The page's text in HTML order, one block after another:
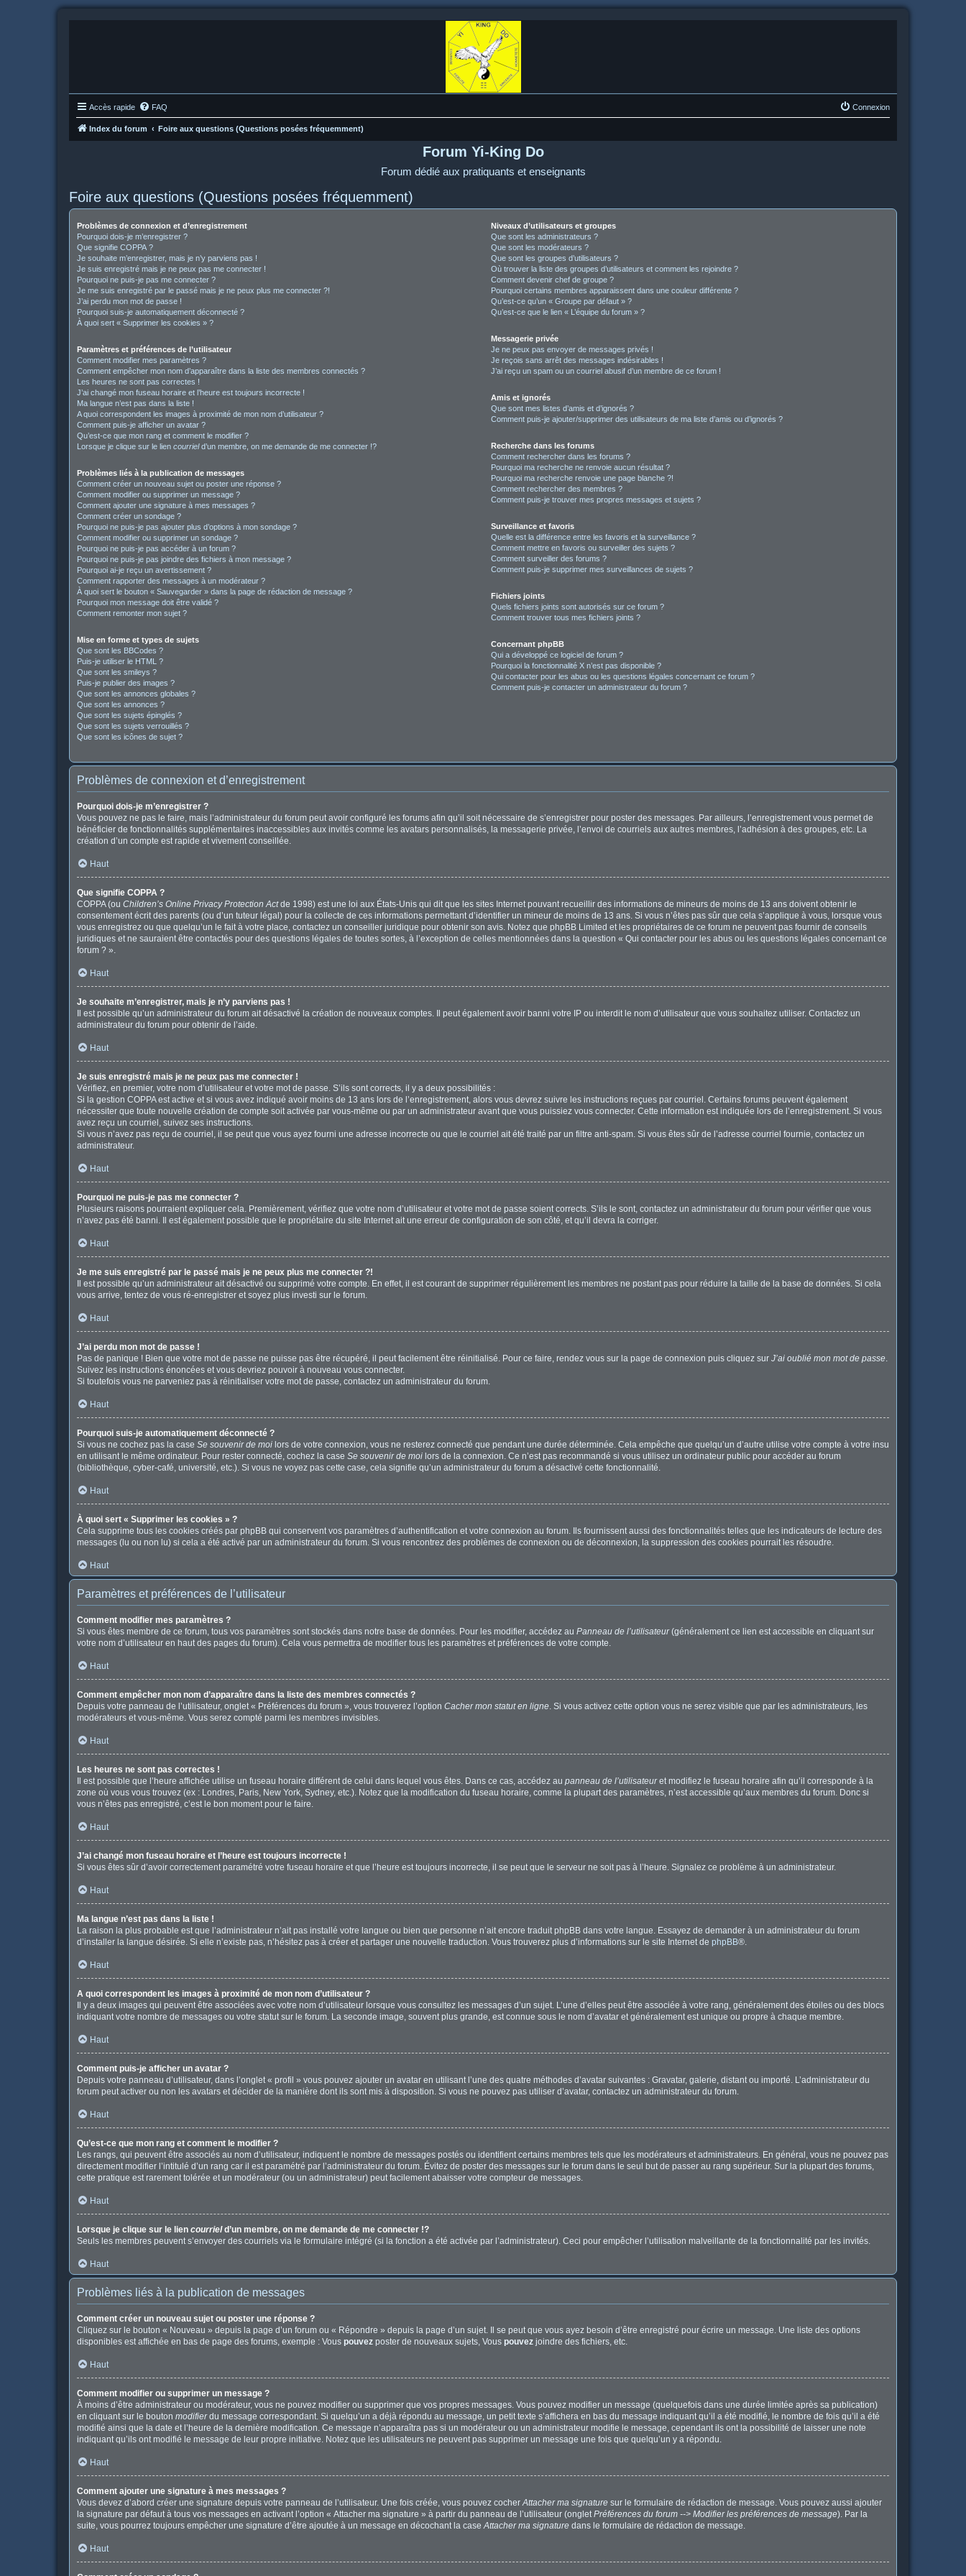
Accès rapide FAQ Connexion
Index du forum Foire aux questions (Questions posées fréquemment)
Forum Yi-King Do
Forum dédié aux pratiquants et enseignants
Foire aux questions (Questions posées fréquemment)
Problèmes de connexion et d’enregistrement
Pourquoi dois-je m’enregistrer ?
Que signifie COPPA ?
Je souhaite m’enregistrer, mais je n’y parviens pas !
Je suis enregistré mais je ne peux pas me connecter !
Pourquoi ne puis-je pas me connecter ?
Je me suis enregistré par le passé mais je ne peux plus me connecter ?!
J’ai perdu mon mot de passe !
Pourquoi suis-je automatiquement déconnecté ?
À quoi sert « Supprimer les cookies » ?
Paramètres et préférences de l’utilisateur
Comment modifier mes paramètres ?
Comment empêcher mon nom d’apparaître dans la liste des membres connectés ?
Les heures ne sont pas correctes !
J’ai changé mon fuseau horaire et l’heure est toujours incorrecte !
Ma langue n’est pas dans la liste !
A quoi correspondent les images à proximité de mon nom d’utilisateur ?
Comment puis-je afficher un avatar ?
Qu’est-ce que mon rang et comment le modifier ?
Lorsque je clique sur le lien courrield’un membre, on me demande de me connecter !?
Problèmes liés à la publication de messages
Comment créer un nouveau sujet ou poster une réponse ?
Comment modifier ou supprimer un message ?
Comment ajouter une signature à mes messages ?
Comment créer un sondage ?
Pourquoi ne puis-je pas ajouter plus d’options à mon sondage ?
Comment modifier ou supprimer un sondage ?
Pourquoi ne puis-je pas accéder à un forum ?
Pourquoi ne puis-je pas joindre des fichiers à mon message ?
Pourquoi ai-je reçu un avertissement ?
Comment rapporter des messages à un modérateur ?
À quoi sert le bouton « Sauvegarder » dans la page de rédaction de message ?
Pourquoi mon message doit être validé ?
Comment remonter mon sujet ?
Mise en forme et types de sujets
Que sont les BBCodes ?
Puis-je utiliser le HTML ?
Que sont les smileys ?
Puis-je publier des images ?
Que sont les annonces globales ?
Que sont les annonces ?
Que sont les sujets épinglés ?
Que sont les sujets verrouillés ?
Que sont les icônes de sujet ?
Niveaux d’utilisateurs et groupes
Que sont les administrateurs ?
Que sont les modérateurs ?
Que sont les groupes d’utilisateurs ?
Où trouver la liste des groupes d’utilisateurs et comment les rejoindre ?
Comment devenir chef de groupe ?
Pourquoi certains membres apparaissent dans une couleur différente ?
Qu’est-ce qu’un « Groupe par défaut » ?
Qu’est-ce que le lien « L’équipe du forum » ?
Messagerie privée
Je ne peux pas envoyer de messages privés !
Je reçois sans arrêt des messages indésirables !
J’ai reçu un spam ou un courriel abusif d’un membre de ce forum !
Amis et ignorés
Que sont mes listes d’amis et d’ignorés ?
Comment puis-je ajouter/supprimer des utilisateurs de ma liste d’amis ou d’ignorés ?
Recherche dans les forums
Comment rechercher dans les forums ?
Pourquoi ma recherche ne renvoie aucun résultat ?
Pourquoi ma recherche renvoie une page blanche ?!
Comment rechercher des membres ?
Comment puis-je trouver mes propres messages et sujets ?
Surveillance et favoris
Quelle est la différence entre les favoris et la surveillance ?
Comment mettre en favoris ou surveiller des sujets ?
Comment surveiller des forums ?
Comment puis-je supprimer mes surveillances de sujets ?
Fichiers joints
Quels fichiers joints sont autorisés sur ce forum ?
Comment trouver tous mes fichiers joints ?
Concernant phpBB
Qui a développé ce logiciel de forum ?
Pourquoi la fonctionnalité X n’est pas disponible ?
Qui contacter pour les abus ou les questions légales concernant ce forum ?
Comment puis-je contacter un administrateur du forum ?
Problèmes de connexion et d’enregistrement
Pourquoi dois-je m’enregistrer ?
Vous pouvez ne pas le faire, mais l’administrateur du forum peut avoir configuré les forums afin qu’il soit nécessaire de s’enregistrer pour poster des messages. Par ailleurs, l’enregistrement vous permet de
bénéficier de fonctionnalités supplémentaires inaccessibles aux invités comme les avatars personnalisés, la messagerie privée, l’envoi de courriels aux autres membres, l’adhésion à des groupes, etc. La
création d’un compte est rapide et vivement conseillée.
Haut
Que signifie COPPA ?
COPPA (ou Children’s Online Privacy Protection Actde 1998) est une loi aux États-Unis qui dit que les sites Internet pouvant recueillir des informations de mineurs de moins de 13 ans doivent obtenir le
consentement écrit des parents (ou d’un tuteur légal) pour la collecte de ces informations permettant d’identifier un mineur de moins de 13 ans. Si vous n’êtes pas sûr que cela s’applique à vous, lorsque vous
vous enregistrez ou que quelqu’un le fait à votre place, contactez un conseiller juridique pour obtenir son avis. Notez que phpBB Limited et les propriétaires de ce forum ne peuvent pas fournir de conseils
juridiques et ne sauraient être contactés pour des questions légales de toutes sortes, à l’exception de celles mentionnées dans la question « Qui contacter pour les abus ou les questions légales concernant ce
forum ? ».
Haut
Je souhaite m’enregistrer, mais je n’y parviens pas !
Il est possible qu’un administrateur du forum ait désactivé la création de nouveaux comptes. Il peut également avoir banni votre IP ou interdit le nom d’utilisateur que vous souhaitez utiliser. Contactez un
administrateur du forum pour obtenir de l’aide.
Haut
Je suis enregistré mais je ne peux pas me connecter !
Vérifiez, en premier, votre nom d’utilisateur et votre mot de passe. S’ils sont corrects, il y a deux possibilités :
Si la gestion COPPA est active et si vous avez indiqué avoir moins de 13 ans lors de l’enregistrement, alors vous devrez suivre les instructions reçues par courriel. Certains forums peuvent également
nécessiter que toute nouvelle création de compte soit activée par vous-même ou par un administrateur avant que vous puissiez vous connecter. Cette information est indiquée lors de l’enregistrement. Si vous
avez reçu un courriel, suivez ses instructions.
Si vous n’avez pas reçu de courriel, il se peut que vous ayez fourni une adresse incorrecte ou que le courriel ait été traité par un filtre anti-spam. Si vous êtes sûr de l’adresse courriel fournie, contactez un
administrateur.
Haut
Pourquoi ne puis-je pas me connecter ?
Plusieurs raisons pourraient expliquer cela. Premièrement, vérifiez que votre nom d’utilisateur et votre mot de passe soient corrects. S’ils le sont, contactez un administrateur du forum pour vérifier que vous
n’avez pas été banni. Il est également possible que le propriétaire du site Internet ait une erreur de configuration de son côté, et qu’il devra la corriger.
Haut
Je me suis enregistré par le passé mais je ne peux plus me connecter ?!
Il est possible qu’un administrateur ait désactivé ou supprimé votre compte. En effet, il est courant de supprimer régulièrement les membres ne postant pas pour réduire la taille de la base de données. Si cela
vous arrive, tentez de vous ré-enregistrer et soyez plus investi sur le forum.
Haut
J’ai perdu mon mot de passe !
Pas de panique ! Bien que votre mot de passe ne puisse pas être récupéré, il peut facilement être réinitialisé. Pour ce faire, rendez vous sur la page de connexion puis cliquez sur J’ai oublié mon mot de passe.
Suivez les instructions énoncées et vous devriez pouvoir à nouveau vous connecter.
Si toutefois vous ne parveniez pas à réinitialiser votre mot de passe, contactez un administrateur du forum.
Haut
Pourquoi suis-je automatiquement déconnecté ?
Si vous ne cochez pas la case Se souvenir de moi lors de votre connexion, vous ne resterez connecté que pendant une durée déterminée. Cela empêche que quelqu’un d’autre utilise votre compte à votre insu
en utilisant le même ordinateur. Pour rester connecté, cochez la case Se souvenir de moi lors de la connexion. Ce n’est pas recommandé si vous utilisez un ordinateur public pour accéder au forum
(bibliothèque, cyber-café, université, etc.). Si vous ne voyez pas cette case, cela signifie qu’un administrateur du forum a désactivé cette fonctionnalité.
Haut
À quoi sert « Supprimer les cookies » ?
Cela supprime tous les cookies créés par phpBB qui conservent vos paramètres d’authentification et votre connexion au forum. Ils fournissent aussi des fonctionnalités telles que les indicateurs de lecture des
messages (lu ou non lu) si cela a été activé par un administrateur du forum. Si vous rencontrez des problèmes de connexion ou de déconnexion, la suppression des cookies pourrait les résoudre.
Haut
Paramètres et préférences de l’utilisateur
Comment modifier mes paramètres ?
Si vous êtes membre de ce forum, tous vos paramètres sont stockés dans notre base de données. Pour les modifier, accédez au Panneau de l’utilisateur(généralement ce lien est accessible en cliquant sur
votre nom d’utilisateur en haut des pages du forum). Cela vous permettra de modifier tous les paramètres et préférences de votre compte.
Haut
Comment empêcher mon nom d’apparaître dans la liste des membres connectés ?
Depuis votre panneau de l’utilisateur, onglet « Préférences du forum », vous trouverez l’option Cacher mon statut en ligne. Si vous activez cette option vous ne serez visible que par les administrateurs, les
modérateurs et vous-même. Vous serez compté parmi les membres invisibles.
Haut
Les heures ne sont pas correctes !
Il est possible que l’heure affichée utilise un fuseau horaire différent de celui dans lequel vous êtes. Dans ce cas, accédez au panneau de l’utilisateuret modifiez le fuseau horaire afin qu’il corresponde à la
zone où vous vous trouvez (ex : Londres, Paris, New York, Sydney, etc.). Notez que la modification du fuseau horaire, comme la plupart des paramètres, n’est accessible qu’aux membres du forum. Donc si
vous n’êtes pas enregistré, c’est le bon moment pour le faire.
Haut
J’ai changé mon fuseau horaire et l’heure est toujours incorrecte !
Si vous êtes sûr d’avoir correctement paramétré votre fuseau horaire et que l’heure est toujours incorrecte, il se peut que le serveur ne soit pas à l’heure. Signalez ce problème à un administrateur.
Haut
Ma langue n’est pas dans la liste !
La raison la plus probable est que l’administrateur n’ait pas installé votre langue ou bien que personne n’ait encore traduit phpBB dans votre langue. Essayez de demander à un administrateur du forum
d’installer la langue désirée. Si elle n’existe pas, n’hésitez pas à créer et partager une nouvelle traduction. Vous trouverez plus d’informations sur le site Internet de phpBB®.
Haut
A quoi correspondent les images à proximité de mon nom d’utilisateur ?
Il y a deux images qui peuvent être associées avec votre nom d’utilisateur lorsque vous consultez les messages d’un sujet. L’une d’elles peut être associée à votre rang, généralement des étoiles ou des blocs
indiquant votre nombre de messages ou votre statut sur le forum. La seconde image, souvent plus grande, est connue sous le nom d’avatar et généralement est unique ou propre à chaque membre.
Haut
Comment puis-je afficher un avatar ?
Depuis votre panneau d’utilisateur, dans l’onglet « profil » vous pouvez ajouter un avatar en utilisant l’une des quatre méthodes d’avatar suivantes : Gravatar, galerie, distant ou importé. L’administrateur du
forum peut activer ou non les avatars et décider de la manière dont ils sont mis à disposition. Si vous ne pouvez pas utiliser d’avatar, contactez un administrateur du forum.
Haut
Qu’est-ce que mon rang et comment le modifier ?
Les rangs, qui peuvent être associés au nom d’utilisateur, indiquent le nombre de messages postés ou identifient certains membres tels que les modérateurs et administrateurs. En général, vous ne pouvez pas
directement modifier l’intitulé d’un rang car il est paramétré par l’administrateur du forum. Évitez de poster des messages sur le forum dans le seul but de passer au rang supérieur. Sur la plupart des forums,
cette pratique est rarement tolérée et un modérateur (ou un administrateur) peut facilement abaisser votre compteur de messages.
Haut
Lorsque je clique sur le lien courrield’un membre, on me demande de me connecter !?
Seuls les membres peuvent s’envoyer des courriels via le formulaire intégré (si la fonction a été activée par l’administrateur). Ceci pour empêcher l’utilisation malveillante de la fonctionnalité par les invités.
Haut
Problèmes liés à la publication de messages
Comment créer un nouveau sujet ou poster une réponse ?
Cliquez sur le bouton « Nouveau » depuis la page d’un forum ou « Répondre » depuis la page d’un sujet. Il se peut que vous ayez besoin d’être enregistré pour écrire un message. Une liste des options
disponibles est affichée en bas de page des forums, exemple : Vous pouvez poster de nouveaux sujets, Vous pouvez joindre des fichiers, etc.
Haut
Comment modifier ou supprimer un message ?
À moins d’être administrateur ou modérateur, vous ne pouvez modifier ou supprimer que vos propres messages. Vous pouvez modifier un message (quelquefois dans une durée limitée après sa publication)
en cliquant sur le bouton modifierdu message correspondant. Si quelqu’un a déjà répondu au message, un petit texte s’affichera en bas du message indiquant qu’il a été modifié, le nombre de fois qu’il a été
modifié ainsi que la date et l’heure de la dernière modification. Ce message n’apparaîtra pas si un modérateur ou un administrateur modifie le message, cependant ils ont la possibilité de laisser une note
indiquant qu’ils ont modifié le message de leur propre initiative. Notez que les utilisateurs ne peuvent pas supprimer un message une fois que quelqu’un y a répondu.
Haut
Comment ajouter une signature à mes messages ?
Vous devez d’abord créer une signature depuis votre panneau de l’utilisateur. Une fois créée, vous pouvez cocherAttacher ma signature sur le formulaire de rédaction de message. Vous pouvez aussi ajouter
la signature par défaut à tous vos messages en activant l’option « Attacher ma signature » à partir du panneau de l’utilisateur (ongletPréférences du forum --> Modifier les préférences de message). Par la
suite, vous pourrez toujours empêcher une signature d’être ajoutée à un message en décochant la caseAttacher ma signature dans le formulaire de rédaction de message.
Haut